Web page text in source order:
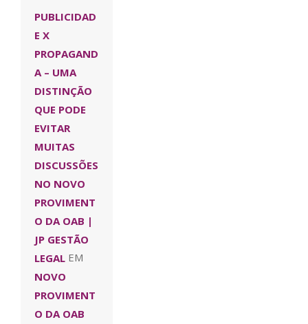
PUBLICIDAD
E X
PROPAGAND
A – UMA
DISTINÇÃO
QUE PODE
EVITAR
MUITAS
DISCUSSÕES
NO NOVO
PROVIMENT
O DA OAB |
JP GESTÃO
LEGAL EM
NOVO
PROVIMENT
O DA OAB